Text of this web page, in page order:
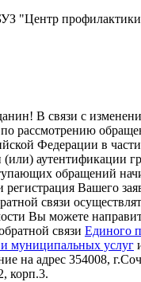
"Центр
В связи с
по рассмотрению
Федерации в части
аутентификации
обращений
Вашего
связи
Вы можете
связи Единого
и муниципальных услуг
на адрес 354008,
корп.3.